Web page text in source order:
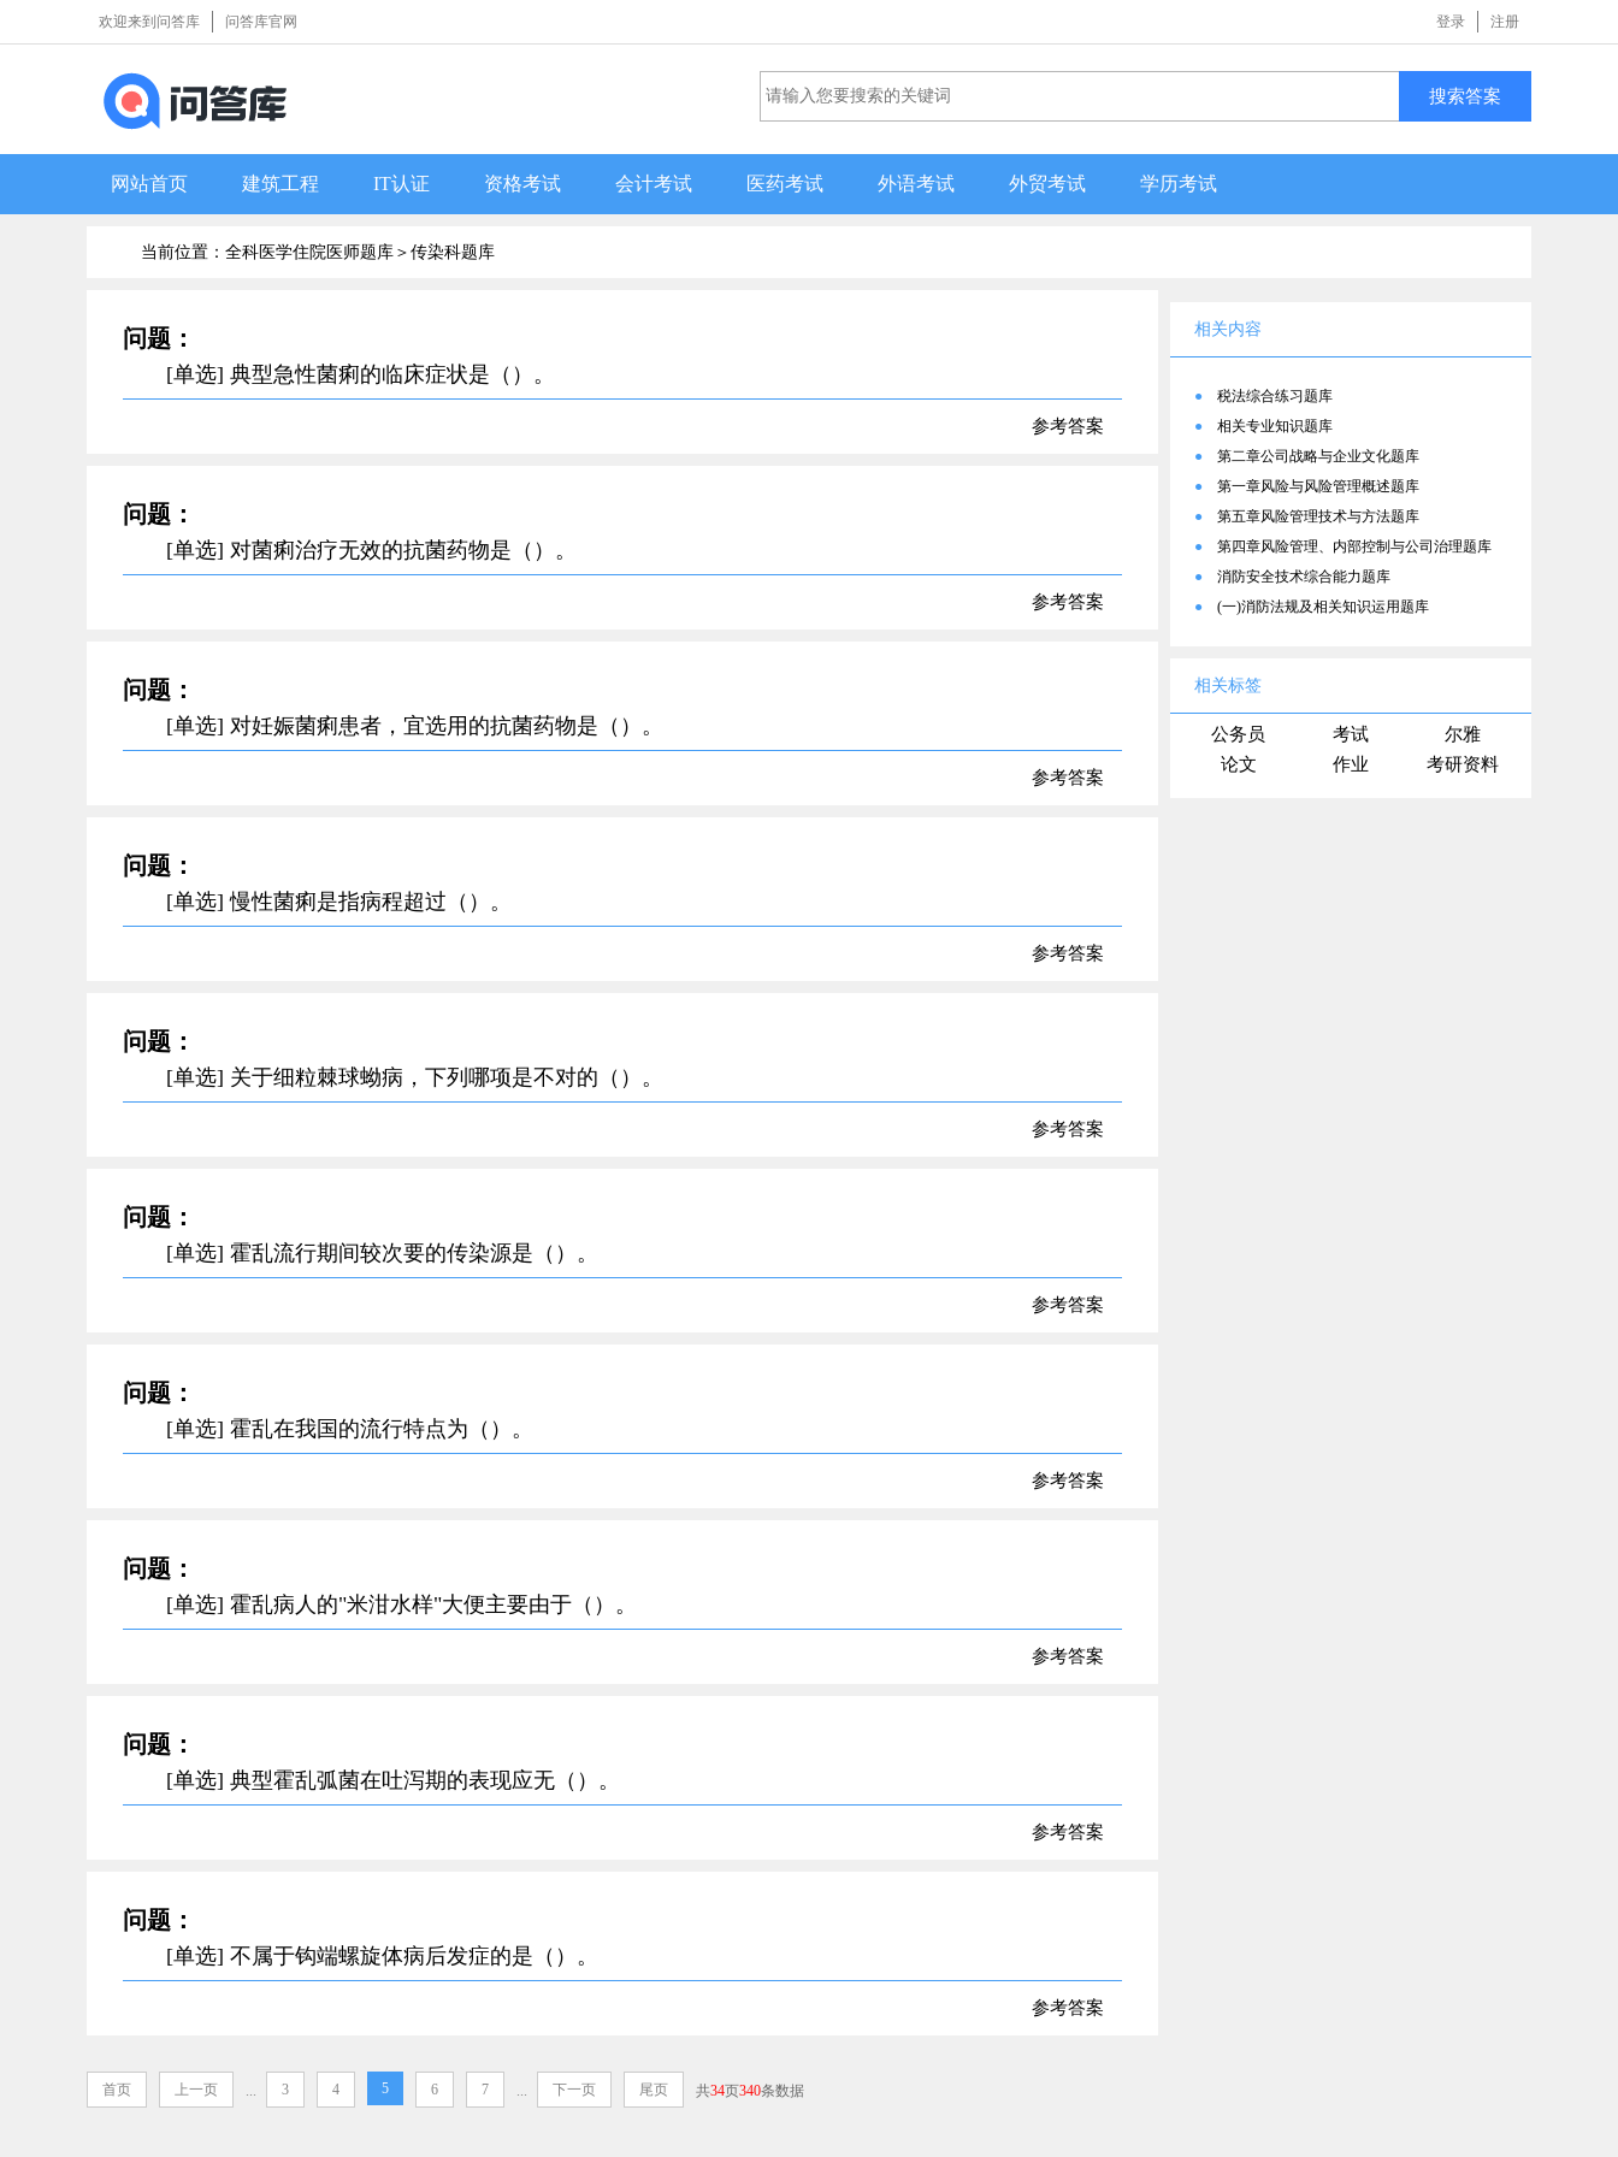
登录 注册
欢迎来到问答库 问答库官网
搜索答案
网站首页 建筑工程 IT认证 资格考试 会计考试 医药考试 外语考试 外贸考试 学历考试
当前位置：全科医学住院医师题库＞ 传染科题库
问题：
[单选] 典型急性菌痢的临床症状是（）。
参考答案
问题：
[单选] 对菌痢治疗无效的抗菌药物是（）。
参考答案
问题：
[单选] 对妊娠菌痢患者，宜选用的抗菌药物是（）。
参考答案
问题：
[单选] 慢性菌痢是指病程超过（）。
参考答案
问题：
[单选] 关于细粒棘球蚴病，下列哪项是不对的（）。
参考答案
问题：
[单选] 霍乱流行期间较次要的传染源是（）。
参考答案
问题：
[单选] 霍乱在我国的流行特点为（）。
参考答案
问题：
[单选] 霍乱病人的"米泔水样"大便主要由于（）。
参考答案
问题：
[单选] 典型霍乱弧菌在吐泻期的表现应无（）。
参考答案
问题：
[单选] 不属于钩端螺旋体病后发症的是（）。
参考答案
首页 上一页 ... 3 4 5 6 7 ... 下一页 尾页 共34页340条数据
相关内容
●
税法综合练习题库
●
相关专业知识题库
●
第二章公司战略与企业文化题库
●
第一章风险与风险管理概述题库
●
第五章风险管理技术与方法题库
●
第四章风险管理、内部控制与公司治理题库
●
消防安全技术综合能力题库
●
(一)消防法规及相关知识运用题库
相关标签
公务员 考试
尔雅
论文
作业 考研资料